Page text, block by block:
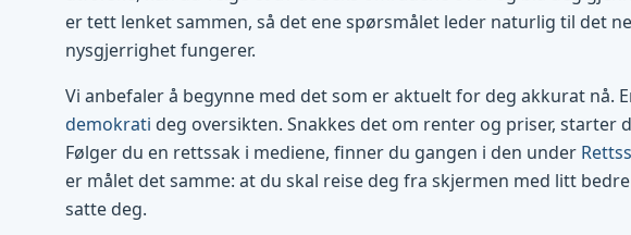
er tett lenket sammen, så det ene spørsmålet leder naturlig til det
nysgjerrighet fungerer.
Vi anbefaler å begynne med det som er aktuelt for deg akkurat nå.
demokrati deg oversikten. Snakkes det om renter og priser, starter
Følger du en rettssak i mediene, finner du gangen i den under
er målet det samme: at du skal reise deg fra skjermen med litt
satte deg.